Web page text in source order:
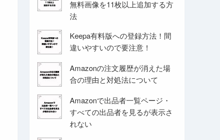
無料画像を11枚以上追加する方
法
Keepa有料版への登録方法！間
違いやすいので要注意！
Amazonの注文履歴が消えた場
合の理由と対処法について
Amazonで出品者一覧ページ・
すべての出品者を見るが表示さ
れない